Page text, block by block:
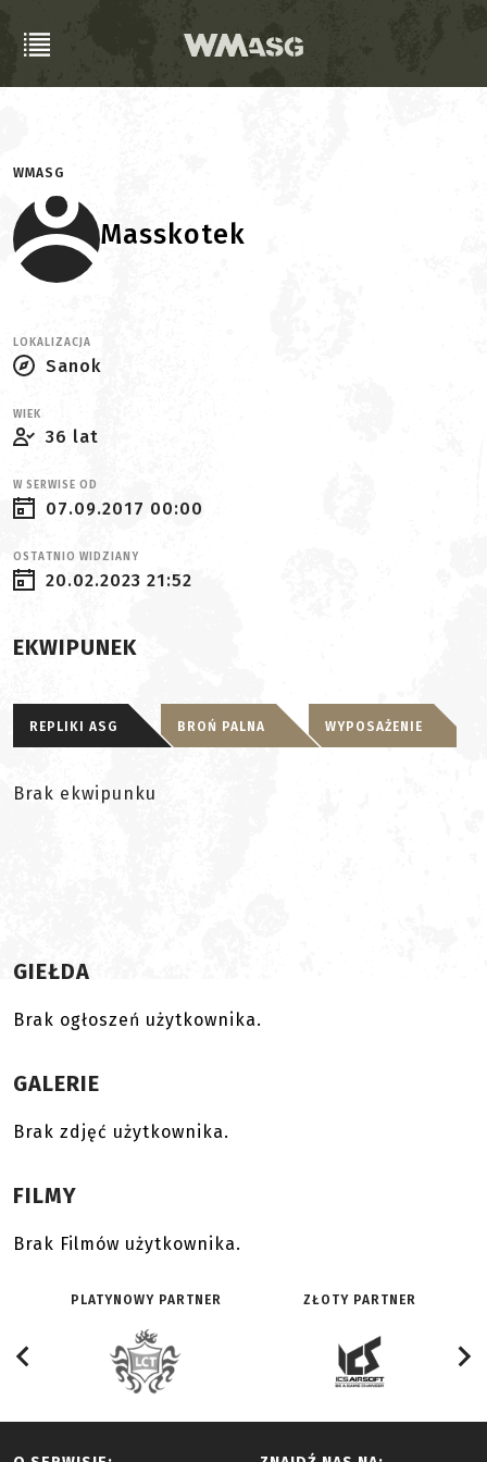
WMASG
Masskotek
LOKALIZACJA
Sanok
WIEK
36 lat
W SERWISE OD
07.09.2017 00:00
OSTATNIO WIDZIANY
20.02.2023 21:52
EKWIPUNEK
REPLIKI ASG BROŃ PALNA WYPOSAŻENIE
Brak ekwipunku
GIEŁDA
Brak ogłoszeń użytkownika.
GALERIE
Brak zdjęć użytkownika.
FILMY
Brak Filmów użytkownika.
PLATYNOWY PARTNER ZŁOTY PARTNER